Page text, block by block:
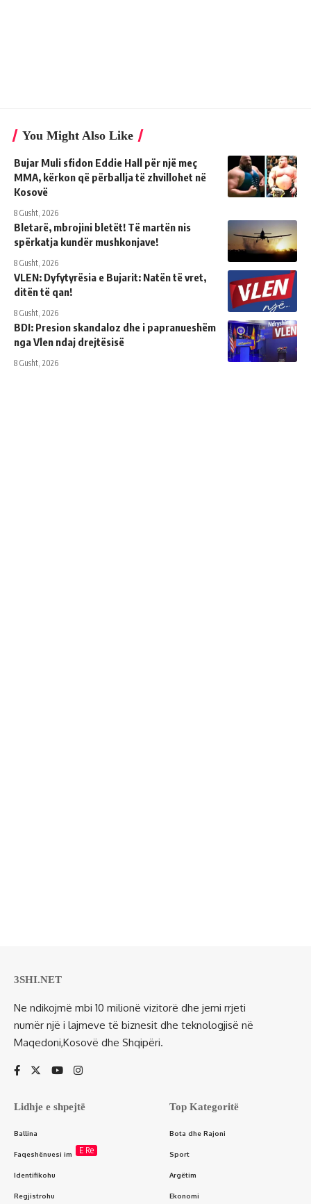
You Might Also Like
Bujar Muli sfidon Eddie Hall për një meç
MMA, kërkon që përballja të zhvillohet në
Kosovë
8 Gusht, 2026
Bletarë, mbrojini bletët! Të martën nis
spërkatja kundër mushkonjave!
8 Gusht, 2026
VLEN: Dyfytyrësia e Bujarit: Natën të vret,
ditën të qan!
8 Gusht, 2026
BDI: Presion skandaloz dhe i papranueshëm
nga Vlen ndaj drejtësisë
8 Gusht, 2026
3SHI.NET
Ne ndikojmë mbi 10 milionë vizitorë dhe jemi rrjeti
numër një i lajmeve të biznesit dhe teknologjisë në
Maqedoni,Kosovë dhe Shqipëri.
Lidhje e shpejtë
Ballina
Faqeshënuesi im E Re
Identifikohu
Regjistrohu
Top Kategoritë
Bota dhe Rajoni
Sport
Argëtim
Ekonomi